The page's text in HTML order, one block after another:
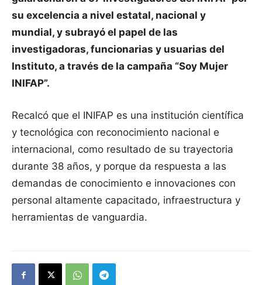
su excelencia a nivel estatal, nacional y
mundial, y subrayó el papel de las
investigadoras, funcionarias y usuarias del
Instituto, a través de la campaña “Soy Mujer
INIFAP”.
Recalcó que el INIFAP es una institución científica
y tecnológica con reconocimiento nacional e
internacional, como resultado de su trayectoria
durante 38 años, y porque da respuesta a las
demandas de conocimiento e innovaciones con
personal altamente capacitado, infraestructura y
herramientas de vanguardia.